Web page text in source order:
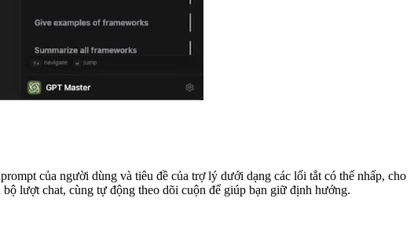
của người dùng và tiêu đề của trợ lý dưới dạng các lối tắt có thể nhấp, cho
lượt chat, cùng tự động theo dõi cuộn để giúp bạn giữ định hướng.